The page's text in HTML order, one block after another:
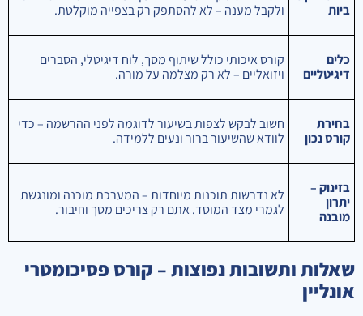
ביות
ולקבל מענה – לא להסתפק רק בצפייה מוקלטת.
כלים
דיגיטליים
קורס איכותי כולל שיתוף מסך, לוח דיגיטלי, הסברים
ויזואליים – לא רק מצלמה על מורה.
בחירת
קורס נכון
חשוב לבקש לצפות בשיעור לדוגמה לפני ההרשמה – כדי
לוודא שהשיעור ברור ונעים ללמידה.
בזינוק –
יתרון
מובנה
לא נדרשות תוכנות מיוחדות – המערכת מוכנה ומונגשת
לגמרי מצד המוסד. אתם רק צריכים מסך וחיבור.
שאלות ותשובות נפוצות – קורס פסיכומטרי
אונליין